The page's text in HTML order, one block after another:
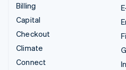
Billing
Capital
Checkout
Climate
Connect